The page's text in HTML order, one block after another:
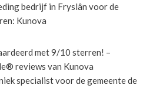
bedrijf in Fryslân voor de
Kunova
met 9/10 sterren! –
reviews van Kunova
specialist voor de gemeente de